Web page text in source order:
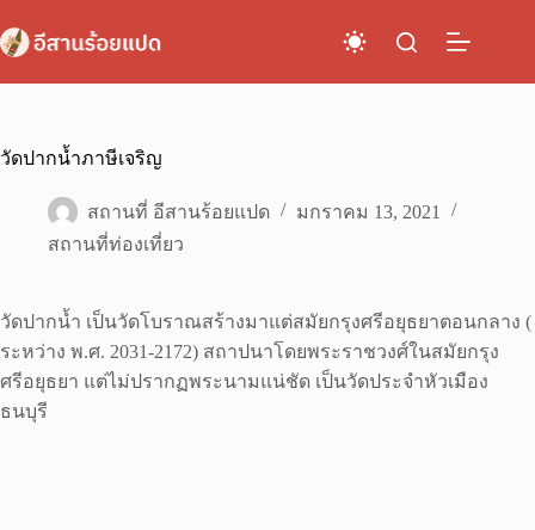
to
content
วัดปากน้ำภาษีเจริญ
สถานที่ อีสานร้อยแปด
มกราคม 13, 2021
สถานที่ท่องเที่ยว
วัดปากน้ำ เป็นวัดโบราณสร้างมาแต่สมัยกรุงศรีอยุธยาตอนกลาง (
ระหว่าง พ.ศ. 2031-2172) สถาปนาโดยพระราชวงศ์ในสมัยกรุง
ศรีอยุธยา แต่ไม่ปรากฏพระนามแน่ชัด เป็นวัดประจำหัวเมือง
ธนบุรี